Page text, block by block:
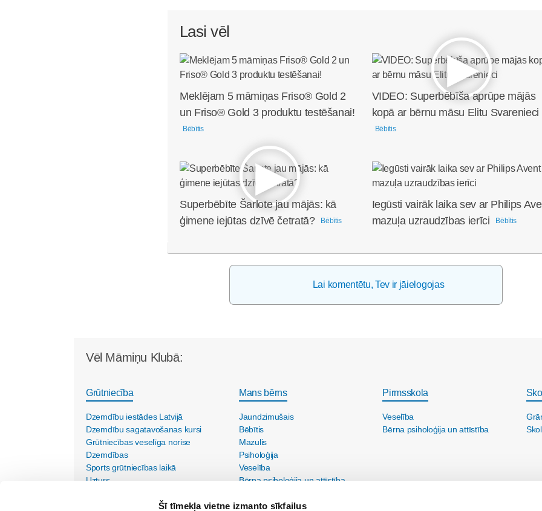
Šī tīmekļa vietne izmanto sīkfailus
Lasi vēl
Meklējam 5 māmiņas Friso® Gold 2
un Friso® Gold 3 produktu testēšanai!
Bēbītis
VIDEO: Superbēbīša aprūpe mājās
kopā ar bērnu māsu Elitu Svarenieci
Bēbītis
Superbēbīte Šarlote jau mājās: kā
ģimene iejūtas dzīvē četratā?
Bēbītis
Iegūsti vairāk laika sev ar Philips
mazuļa uzraudzības ierīci
Bēbītis
Lai komentētu, Tev ir jāielogojas
Vēl Māmiņu Klubā:
Grūtniecība
Dzemdību iestādes Latvijā
Dzemdību sagatavošanas kursi
Grūtniecības veselīga norise
Dzemdības
Sports grūtniecības laikā
Uzturs
Mans bērns
Jaundzimušais
Bēbītis
Mazulis
Psiholoģija
Veselība
Bērna psiholoģija un attīstība
Pirmsskola
Veselība
Bērna psiholoģija un attīstība